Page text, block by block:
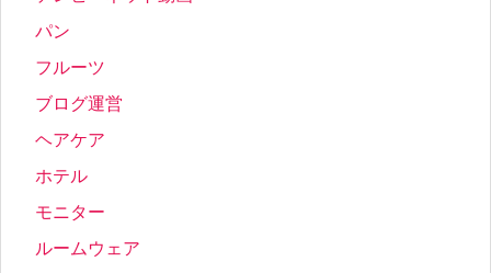
パン
フルーツ
ブログ運営
ヘアケア
ホテル
モニター
ルームウェア